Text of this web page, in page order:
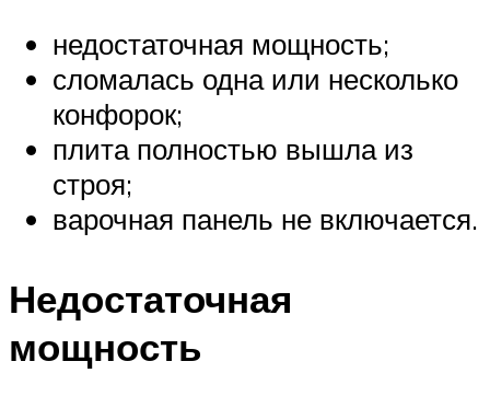
недостаточная мощность;
сломалась одна или несколько
конфорок;
плита полностью вышла из
строя;
варочная панель не включается.
Недостаточная
мощность